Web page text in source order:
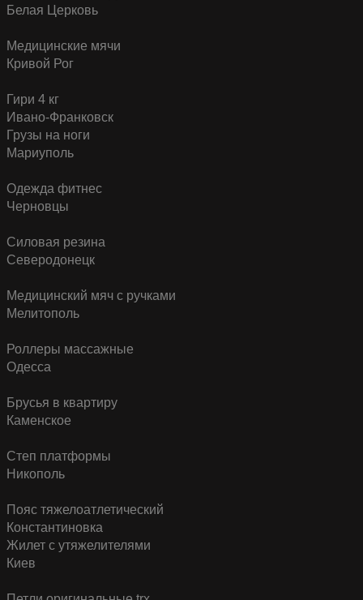
Белая Церковь
Медицинские мячи
Кривой Рог
Гири 4 кг
Ивано-Франковск
Грузы на ноги
Мариуполь
Одежда фитнес
Черновцы
Силовая резина
Северодонецк
Медицинский мяч с ручками
Мелитополь
Роллеры массажные
Одесса
Брусья в квартиру
Каменское
Степ платформы
Никополь
Пояс тяжелоатлетический
Константиновка
Жилет с утяжелителями
Киев